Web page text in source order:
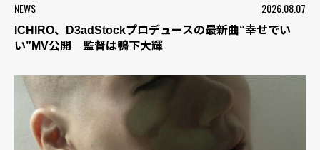
NEWS 2026.08.07
ICHIRO、D3adStockプロデュースの最新曲“幸せでい
い”MV公開 監督は鴨下大輝